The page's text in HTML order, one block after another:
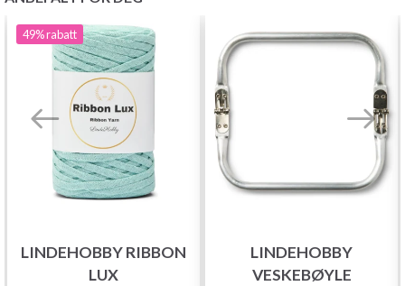
49%rabatt
LINDEHOBBY RIBBON
LUX
LINDEHOBBY
VESKEBØYLE